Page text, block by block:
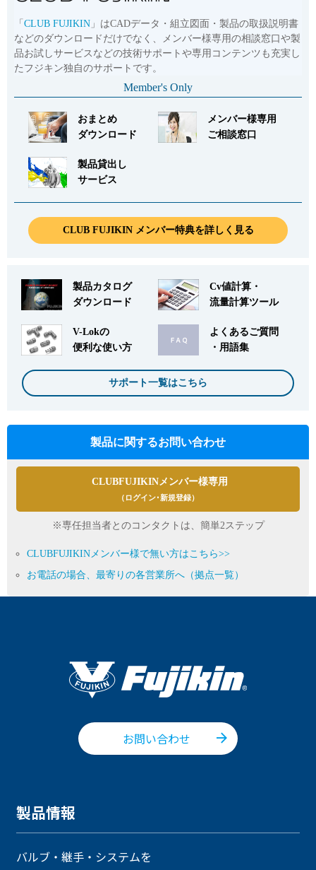
「 CLUB FUJIKIN 」はCADデータ・組立図面・製品の取扱説明書
などのダウンロードだけでなく、メンバー様専用の相談窓口や製
品お試しサービスなどの技術サポートや専用コンテンツも充実し
たフジキン独自のサポートです。
Member's Only
おまとめ
ダウンロード
メンバー様専用
ご相談窓口
製品貸出し
サービス
CLUB FUJIKIN メンバー特典を詳しく見る
製品カタログ
ダウンロード
Cv値計算・
流量計算ツール
V-Lokの
便利な使い方
よくあるご質問
・用語集
サポート一覧はこちら
製品に関するお問い合わせ
CLUBFUJIKINメンバー様専用
（ログイン･新規登録）
※専任担当者とのコンタクトは、簡単2ステップ
CLUBFUJIKINメンバー様で無い方はこちら>>
お電話の場合、最寄りの各営業所へ（拠点一覧）
お問い合わせ
製品情報
バルブ・継手・システムを